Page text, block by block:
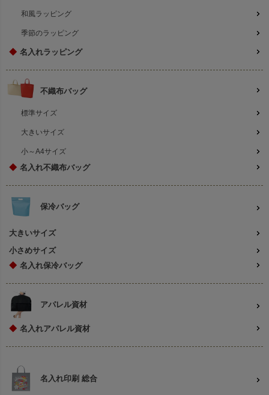
和風ラッピング
季節のラッピング
◆ 名入れラッピング
不織布バッグ
標準サイズ
大きいサイズ
小～A4サイズ
◆ 名入れ不織布バッグ
保冷バッグ
大きいサイズ
小さめサイズ
◆ 名入れ保冷バッグ
アパレル資材
◆ 名入れアパレル資材
名入れ印刷 総合